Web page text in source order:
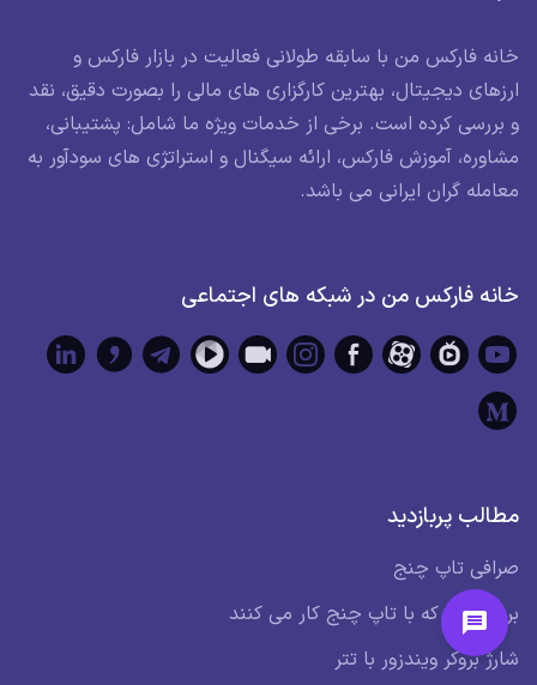
خانه فارکس من با سابقه طولانی فعالیت در بازار فارکس و
ارزهای دیجیتال، بهترین کارگزاری های مالی را بصورت دقیق، نقد
و بررسی کرده است. برخی از خدمات ویژه ما شامل: پشتیبانی،
مشاوره، آموزش فارکس، ارائه سیگنال و استراتژی های سودآور به
معامله گران ایرانی می باشد.
خانه فارکس من در شبکه های اجتماعی
مطالب پربازدید
صرافی تاپ چنج
بروکرهایی که با تاپ چنج کار می کنند
شارژ بروکر ویندزور با تتر